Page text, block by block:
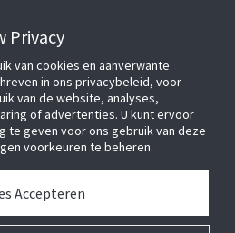
Privacy
van cookies en aanverwante
in ons privacybeleid, voor
van de website, analyses,
of advertenties. U kunt ervoor
te geven voor ons gebruik van deze
voorkeuren te beheren.
Accepteren